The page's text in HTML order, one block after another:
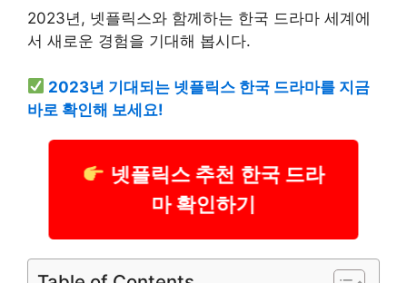
2023년, 넷플릭스와 함께하는 한국 드라마 세계에
서 새로운 경험을 기대해 봅시다.
2023년 기대되는 넷플릭스 한국 드라마를 지금
바로 확인해 보세요!
넷플릭스 추천 한국 드라
마 확인하기